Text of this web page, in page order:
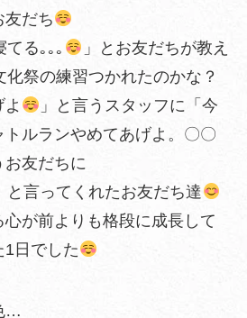
友だち
てる｡｡｡
」とお友だちが教え
化祭の練習つかれたのかな？
」と言うスタッフに「今
トルランやめてあげよ。〇〇
友だちに
と言ってくれたお友だち達
が前よりも格段に成長して
日でした
…